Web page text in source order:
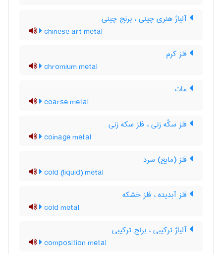
آلیاژ هنری چینی ، برنج چینی
chinese art metal
فلز کرم
chromium metal
مات
coarse metal
فلز سکّه زنی ، فلز سکه زنی
coinage metal
فلز (مایع) سرد
cold (liquid) metal
فلز آبدیده ، فلز خشکه
cold metal
آلیاژ ترکیبی ، برنج ترکیبی
composition metal